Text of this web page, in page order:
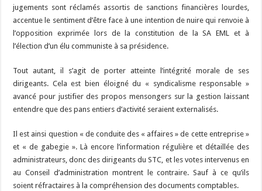
jugements sont réclamés assortis de sanctions financières lourdes,
accentue le sentiment d’être face à une intention de nuire qui renvoie à
l’opposition exprimée lors de la constitution de la SA EML et à
l’élection d’un élu communiste à sa présidence.
Tout autant, il s’agit de porter atteinte l’intégrité morale de ses
dirigeants. Cela est bien éloigné du « syndicalisme responsable »
avancé pour justifier des propos mensongers sur la gestion laissant
entendre que des pans entiers d’activité seraient externalisés.
Il est ainsi question « de conduite des « affaires » de cette entreprise »
et « de gabegie ». Là encore l’information régulière et détaillée des
administrateurs, donc des dirigeants du STC, et les votes intervenus en
au Conseil d’administration montrent le contraire. Sauf à ce qu’ils
soient réfractaires à la compréhension des documents comptables.